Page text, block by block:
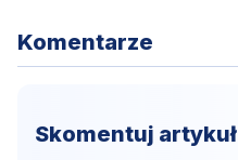
Komentarze
Skomentuj artykuł